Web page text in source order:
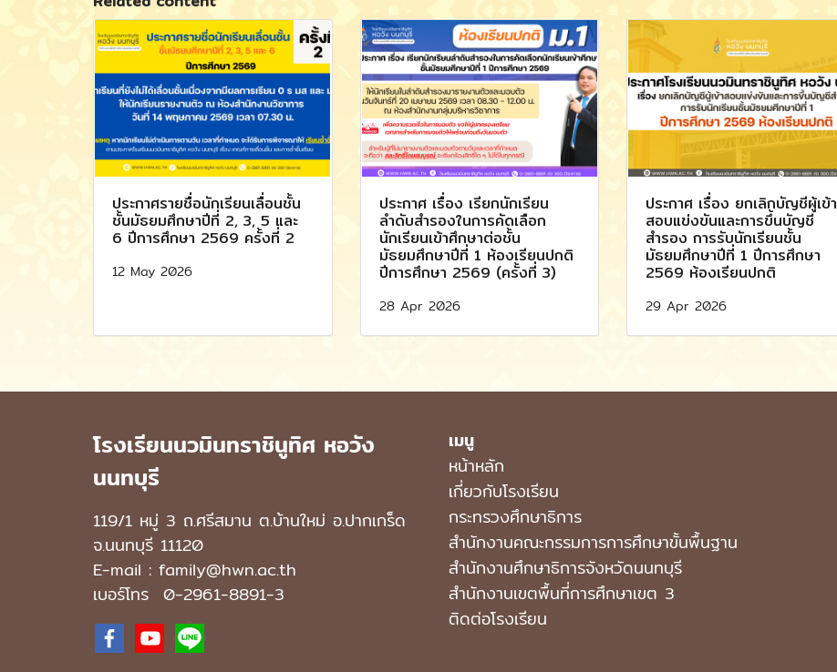
ประกาศรายชื่อนักเรียนเลื่อนชั้น
ชั้นมัธยมศึกษาปีที่ 2, 3, 5 และ
6 ปีการศึกษา 2569 ครั้งที่ 2
12 May 2026
ประกาศ เรื่อง เรียกนักเรียน
ลำดับสำรองในการคัดเลือก
นักเรียนเข้าศึกษาต่อชั้น
มัธยมศึกษาปีที่ 1 ห้องเรียนปกติ
ปีการศึกษา 2569 (ครั้งที่ 3)
28 Apr 2026
ประกาศ เรื่อง ยกเลิกบัญชีผู้เข้า
สอบแข่งขันและการขึ้นบัญชี
สำรอง การรับนักเรียนชั้น
มัธยมศึกษาปีที่ 1 ปีการศึกษา
2569 ห้องเรียนปกติ
29 Apr 2026
โรงเรียนนวมินทราชินูทิศ หอวัง
นนทบุรี
119/1 หมู่ 3 ถ.ศรีสมาน ต.บ้านใหม่ อ.ปากเกร็ด
จ.นนทบุรี 11120
E-mail : family@hwn.ac.th
เบอร์โทร 0-2961-8891-3
เมนู
หน้าหลัก
เกี่ยวกับโรงเรียน
กระทรวงศึกษาธิการ
สำนักงานคณะกรรมการการศึกษาขั้นพื้นฐาน
สำนักงานศึกษาธิการจังหวัดนนทบุรี
สำนักงานเขตพื้นที่การศึกษาเขต 3
ติดต่อโรงเรียน